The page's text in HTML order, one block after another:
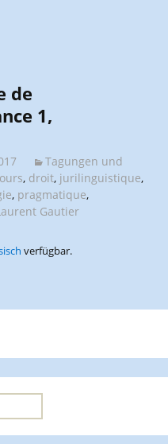
de
1,
Tagungen und
, droit, jurilinguistique,
, pragmatique,
Gautier
verfügbar.